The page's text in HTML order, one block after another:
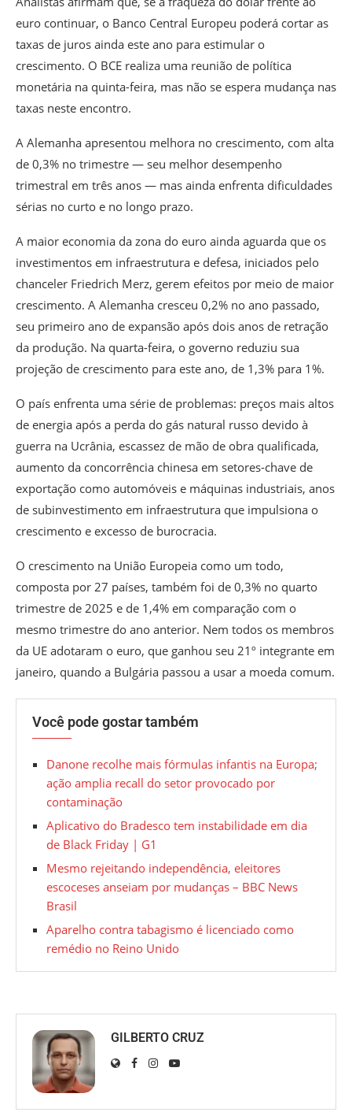
euro continuar, o Banco Central Europeu poderá cortar as
taxas de juros ainda este ano para estimular o
crescimento. O BCE realiza uma reunião de política
monetária na quinta-feira, mas não se espera mudança nas
taxas neste encontro.
A Alemanha apresentou melhora no crescimento, com alta
de 0,3% no trimestre — seu melhor desempenho
trimestral em três anos — mas ainda enfrenta dificuldades
sérias no curto e no longo prazo.
A maior economia da zona do euro ainda aguarda que os
investimentos em infraestrutura e defesa, iniciados pelo
chanceler Friedrich Merz, gerem efeitos por meio de maior
crescimento. A Alemanha cresceu 0,2% no ano passado,
seu primeiro ano de expansão após dois anos de retração
da produção. Na quarta-feira, o governo reduziu sua
projeção de crescimento para este ano, de 1,3% para 1%.
O país enfrenta uma série de problemas: preços mais altos
de energia após a perda do gás natural russo devido à
guerra na Ucrânia, escassez de mão de obra qualificada,
aumento da concorrência chinesa em setores-chave de
exportação como automóveis e máquinas industriais, anos
de subinvestimento em infraestrutura que impulsiona o
crescimento e excesso de burocracia.
O crescimento na União Europeia como um todo,
composta por 27 países, também foi de 0,3% no quarto
trimestre de 2025 e de 1,4% em comparação com o
mesmo trimestre do ano anterior. Nem todos os membros
da UE adotaram o euro, que ganhou seu 21º integrante em
janeiro, quando a Bulgária passou a usar a moeda comum.
Você pode gostar também
Danone recolhe mais fórmulas infantis na Europa;
ação amplia recall do setor provocado por
contaminação
Aplicativo do Bradesco tem instabilidade em dia
de Black Friday | G1
Mesmo rejeitando independência, eleitores
escoceses anseiam por mudanças – BBC News
Brasil
Aparelho contra tabagismo é licenciado como
remédio no Reino Unido
GILBERTO CRUZ